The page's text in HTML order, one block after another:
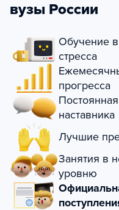
вузы России
Обучение
стресса
прогресса
наставника
Лучшие
Занятия в
уровню